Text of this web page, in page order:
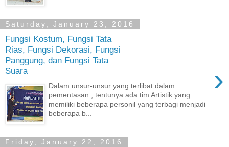
Saturday, January 23, 2016
Fungsi Kostum, Fungsi Tata
Rias, Fungsi Dekorasi, Fungsi
Panggung, dan Fungsi Tata
Suara
›
Dalam unsur-unsur yang terlibat dalam
pementasan , tentunya ada tim Artistik yang
memiliki beberapa personil yang terbagi menjadi
beberapa b...
Friday, January 22, 2016